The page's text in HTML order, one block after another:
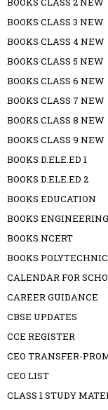
BOOKS CLASS 3 NEW
BOOKS CLASS 4 NEW
BOOKS CLASS 5 NEW
BOOKS CLASS 6 NEW
BOOKS CLASS 7 NEW
BOOKS CLASS 8 NEW
BOOKS CLASS 9 NEW
BOOKS D.ELE.ED 1
BOOKS D.ELE.ED 2
BOOKS EDUCATION
BOOKS ENGINEERING
BOOKS NCERT
BOOKS POLYTECHNIC
CALENDAR FOR
CAREER GUIDANCE
CBSE UPDATES
CCE REGISTER
CEO TRANSFER-
CEO LIST
CLASS 1 STUDY